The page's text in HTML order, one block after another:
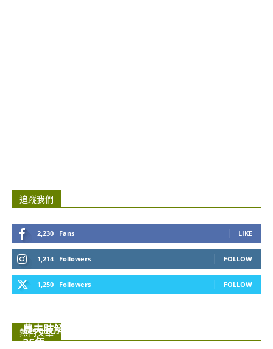
追蹤我們
2,230 Fans LIKE
1,214 Followers FOLLOW
1,250 Followers FOLLOW
熱門文章
農夫肢解租客封屍水泥桶內 六年後始揭發被判囚
35年...